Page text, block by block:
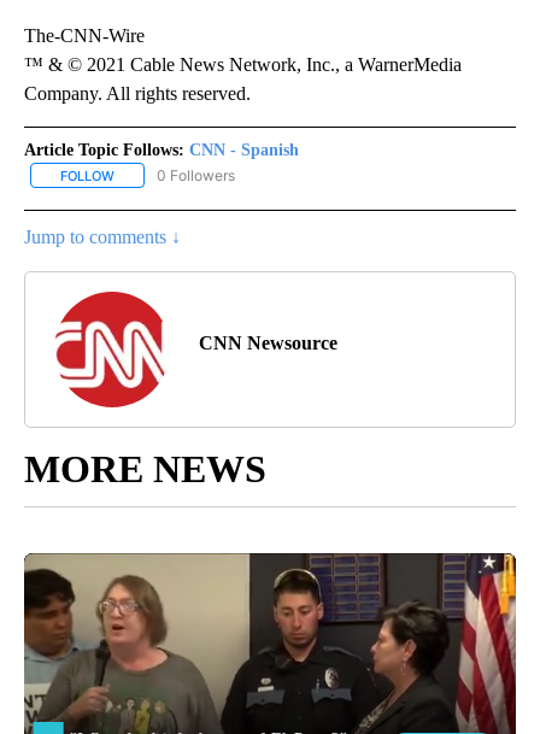
The-CNN-Wire
™ & © 2021 Cable News Network, Inc., a WarnerMedia
Company. All rights reserved.
Article Topic Follows: CNN - Spanish
FOLLOW FOLLOW "CNN - SPANISH" TO RECEIVE NOTIFICATIONS ABOUT
0 Followers
Jump to comments ↓
CNN Newsource
MORE NEWS